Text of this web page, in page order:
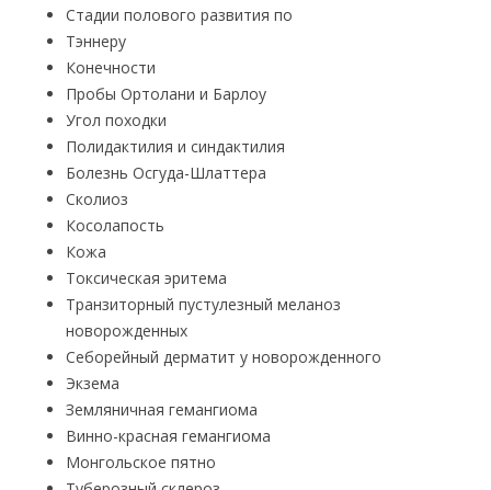
Стадии полового развития по
Тэннеру
Конечности
Пробы Ортолани и Барлоу
Угол походки
Полидактилия и синдактилия
Болезнь Осгуда-Шлаттера
Сколиоз
Косолапость
Кожа
Токсическая эритема
Транзиторный пустулезный меланоз
новорожденных
Себорейный дерматит у новорожденного
Экзема
Земляничная гемангиома
Винно-красная гемангиома
Монгольское пятно